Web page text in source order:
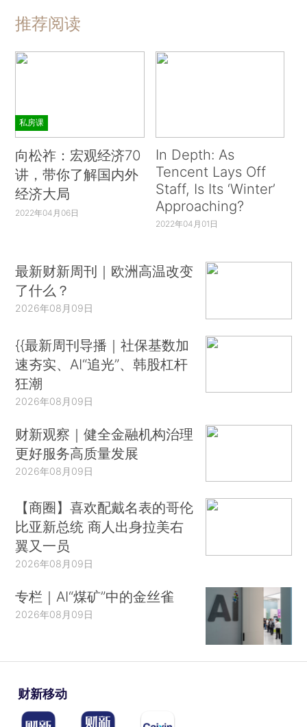
推荐阅读
私房课
向松祚：宏观经济70
讲，带你了解国内外
经济大局
2022年04月06日
In Depth: As
Tencent Lays Off
Staff, Is Its ‘Winter’
Approaching?
2022年04月01日
最新财新周刊｜欧洲高温改变
了什么？
2026年08月09日
{{最新周刊导播｜社保基数加
速夯实、AI“追光”、韩股杠杆
狂潮
2026年08月09日
财新观察｜健全金融机构治理
更好服务高质量发展
2026年08月09日
【商圈】喜欢配戴名表的哥伦
比亚新总统 商人出身拉美右
翼又一员
2026年08月09日
专栏｜AI“煤矿”中的金丝雀
2026年08月09日
财新移动